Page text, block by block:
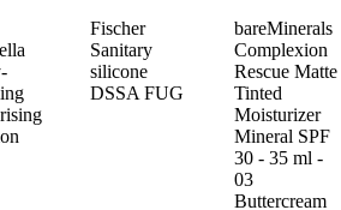
Fischer
Sanitary
silicone
DSSA FUG
bareMinerals
Complexion
Rescue Matte
Tinted
Moisturizer
Mineral SPF
30 - 35 ml -
03
Buttercream